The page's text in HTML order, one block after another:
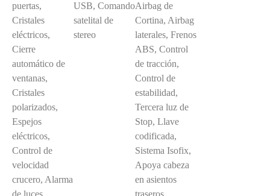
puertas,
Cristales
eléctricos,
Cierre
automático de
ventanas,
Cristales
polarizados,
Espejos
eléctricos,
Control de
velocidad
crucero, Alarma
USB, Comando
satelital de
stereo
Airbag de
Cortina, Airbag
laterales, Frenos
ABS, Control
de tracción,
Control de
estabilidad,
Tercera luz de
Stop, Llave
codificada,
Sistema Isofix,
Apoya cabeza
en asientos